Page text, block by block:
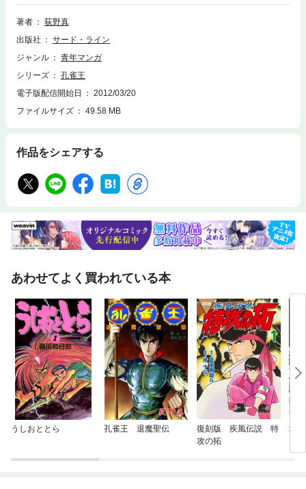
の“光”は打ち消すことは出来るのか？
著者
荻野真
出版社
サード・ライン
ジャンル
青年マンガ
シリーズ
孔雀王
電子版配信開始日
2012/03/20
ファイルサイズ
49.58 MB
作品をシェアする
あわせてよく買われている本
うしおととら 孔雀王 退魔聖伝
復刻版 疾風伝説 特
攻の拓
地